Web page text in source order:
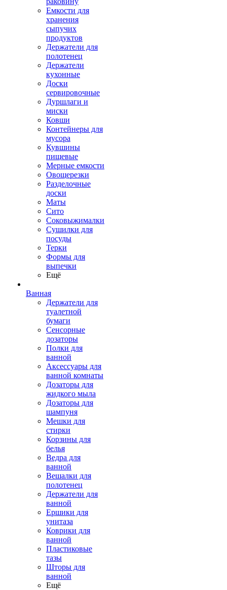
Емкости для
хранения
сыпучих
продуктов
Держатели для
полотенец
Держатели
кухонные
Доски
сервировочные
Дуршлаги и
миски
Ковши
Контейнеры для
мусора
Кувшины
пищевые
Мерные емкости
Овощерезки
Разделочные
доски
Маты
Сито
Соковыжималки
Сушилки для
посуды
Терки
Формы для
выпечки
Ещё
Ванная
Держатели для
туалетной
бумаги
Сенсорные
дозаторы
Полки для
ванной
Аксессуары для
ванной комнаты
Дозаторы для
жидкого мыла
Дозаторы для
шампуня
Мешки для
стирки
Корзины для
белья
Ведра для
ванной
Вешалки для
полотенец
Держатели для
ванной
Ершики для
унитаза
Коврики для
ванной
Пластиковые
тазы
Шторы для
ванной
Ещё